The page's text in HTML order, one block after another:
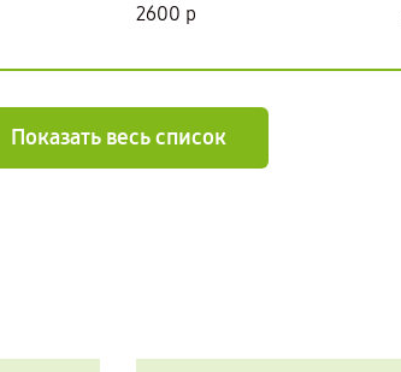
2600 р
Показать весь список